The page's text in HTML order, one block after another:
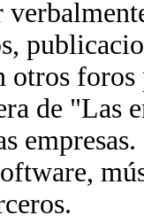
otros
de "Las
empresas.